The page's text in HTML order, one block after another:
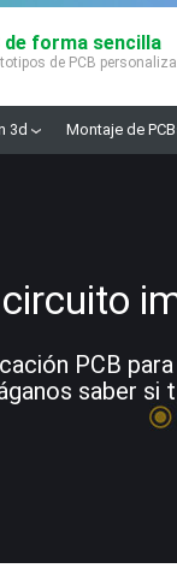
forma sencilla
de PCB
3d Montaje de
PCB
saber